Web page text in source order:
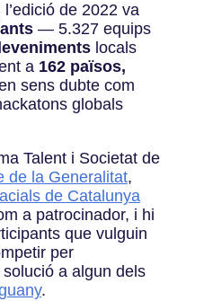
de 2022 va
— 5.327 equips
locals
a 162 països,
sens dubte com
globals
Talent i Societat de
de la Generalitat,
de Catalunya
a patrocinador, i hi
que vulguin
per
a algun dels
.